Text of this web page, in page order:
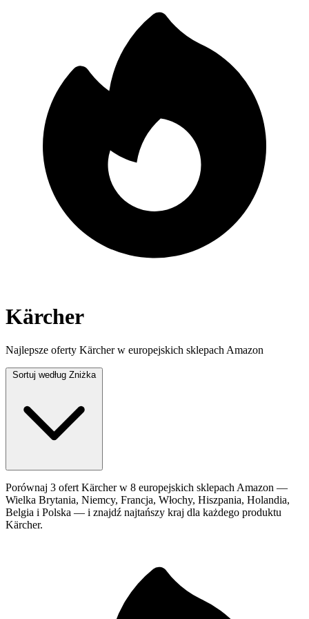
Kärcher
Najlepsze oferty Kärcher w europejskich sklepach Amazon
Sortuj według Zniżka
Porównaj 3 ofert Kärcher w 8 europejskich sklepach Amazon —
Wielka Brytania, Niemcy, Francja, Włochy, Hiszpania, Holandia,
Belgia i Polska — i znajdź najtańszy kraj dla każdego produktu
Kärcher.